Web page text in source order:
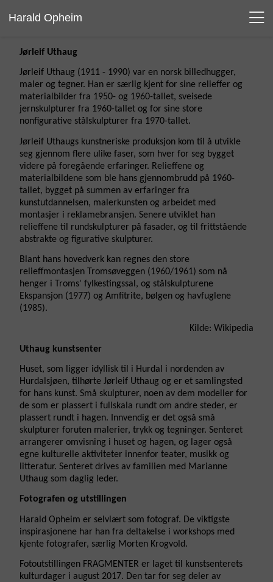
Harald Opheim
Jørleif Uthaug
Jørleif Uthaug (1911 - 1990) var en norsk billedhugger,
maler og tegner. Han er særlig kjent for sine relieffer og
materialbilder fra 1950- og 1960-tallet, sveisede
jernskulpturer fra 1960-tallet og for sine store
nonfigurative stålskulpturer fra 1970-tallet.
Jørleif Uthaugs kunstneriske produksjon kom til å utvikle
seg gjennom flere ulike faser, som hver for seg bygget
videre på foregående erfaringer. Relieffene og
materialbildene som ble hans gjennombrudd på 1960-
tallet, bygget på summen av erfaringer fra
kunstutdannelsen, malerkunsten og arbeidet med
montasjer i reklamebransjen. Senere utviklet han
relieffene til rundskulpturer på fasader, og til frittstående
abstrakte og figurative skulpturer.
Blant hans hovedverk kan regnes den store
relieffmontasjen Tromsøveggen (1960/1961) som nå
henger i Troms' fylkestingssal, og stålskulpturene
Ekspansjon (1977) og Amfitrite, bølgen og havfuglene
(1985).
Kilde: Wikipedia
Uthaug kunstsenter
Huset, som ligger idyllisk til i Hurdal i nordenden av
Hurdalsjøen, tilhørte Jørleif Uthaug og er et samlingsted
for hans kunst. Små skulpturer, noen av dem modeller for
de som er plassert i fullskala rundt om andre steder, er
plassert rundt i hagen. Innvendig er det også små
skulpturer foruten malerier, trykk og tegninger. Senteret
arrangerer omvisning i huset og hagen, og lager også
egne kulturelle aktiviteter innenfor teater, musikk og
litteratur. Senteret drives av familien med Marianne
Uthaug som daglig leder.
Fotografen og utstillingen
Harald Opheim er selvlært som fotograf. De viktigste
inspirasjonene har han fra deltakelse i workshops med
kjente fotografer, særlig Morten Krogvold.
Fotoutstillingen FRAGMENTER er laget til kunstsenterets
kulturdager i august 2017. Den tar for seg deler av